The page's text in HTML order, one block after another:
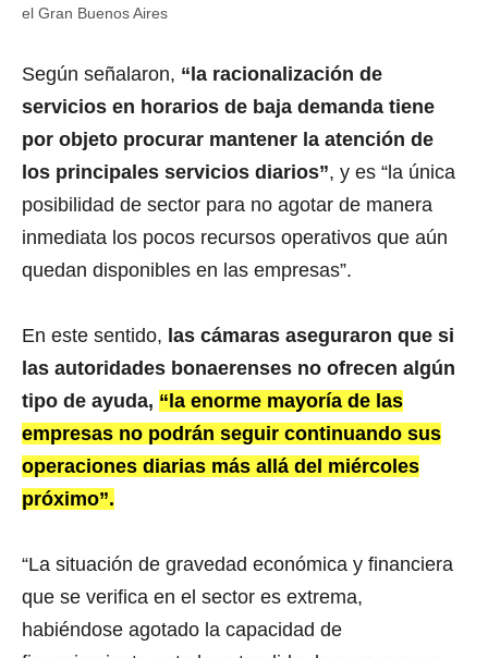
el Gran Buenos Aires
Según señalaron, “la racionalización de
servicios en horarios de baja demanda tiene
por objeto procurar mantener la atención de
los principales servicios diarios”, y es “la única
posibilidad de sector para no agotar de manera
inmediata los pocos recursos operativos que aún
quedan disponibles en las empresas”.
En este sentido, las cámaras aseguraron que si
las autoridades bonaerenses no ofrecen algún
tipo de ayuda, “la enorme mayoría de las
empresas no podrán seguir continuando sus
operaciones diarias más allá del miércoles
próximo”.
“La situación de gravedad económica y financiera
que se verifica en el sector es extrema,
habiéndose agotado la capacidad de